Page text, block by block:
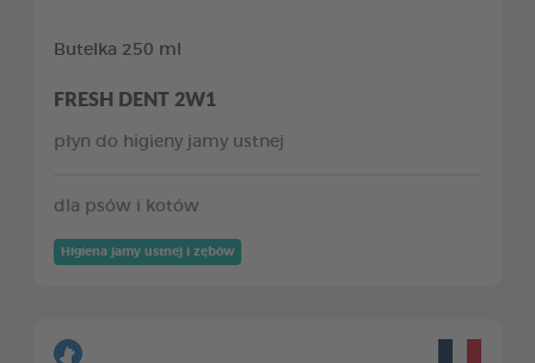
Butelka 250 ml
FRESH DENT 2W1
płyn do higieny jamy ustnej
dla psów i kotów
Higiena jamy ustnej i zębów